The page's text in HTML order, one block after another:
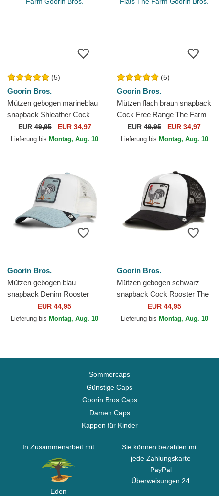
(5)
Goorin Bros.
Mützen gebogen marineblau
snapback Shleather Cock
The Farm Goorin Bros.
EUR49,95 EUR 34,97
Lieferung bis Montag, Aug. 10
(5)
Goorin Bros.
Mützen flach braun snapback
Cock Free Range The Farm
Flats The Farm Goorin Bros.
EUR 49,95 EUR 34,97
Lieferung bis Montag, Aug. 10
Goorin Bros.
Mützen gebogen blau
snapback Denim Rooster
The Farm Goorin Bros.
EUR 44,95
Lieferung bis Montag, Aug. 10
Goorin Bros.
Mützen gebogen schwarz
snapback Cock Rooster The
Farm Goorin Bros.
EUR 44,95
Lieferung bis Montag, Aug. 10
Sommercaps
Günstige Caps
Goorin Bros Caps
Damen Caps
Kappen für Kinder
In Zusammenarbeit mit
Eden
Sie können bezahlen mit:
jede Zahlungskarte
PayPal
Überweisungen 24